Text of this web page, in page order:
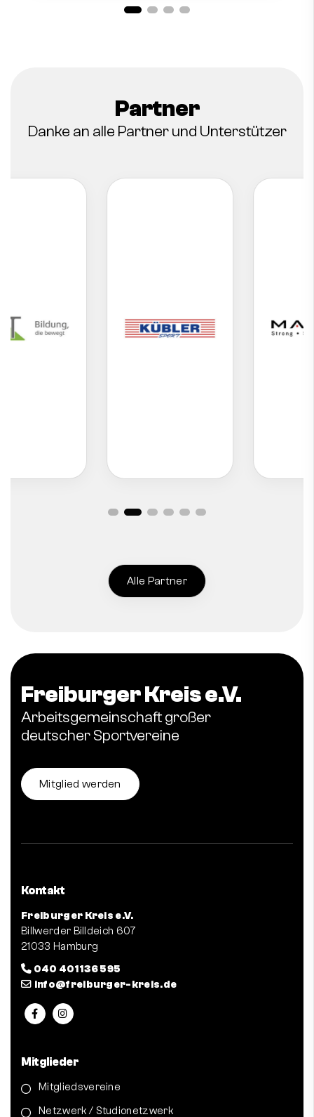
Partner
Danke an alle Partner und Unterstützer
Alle Partner
Freiburger Kreis e.V.
Arbeitsgemeinschaft großer
deutscher Sportvereine
Mitglied werden
Kontakt
Freiburger Kreis e.V.
Billwerder Billdeich 607
21033 Hamburg
040 401 136 595
info@freiburger-kreis.de
Mitglieder
Mitgliedsvereine
Netzwerk / Studionetzwerk